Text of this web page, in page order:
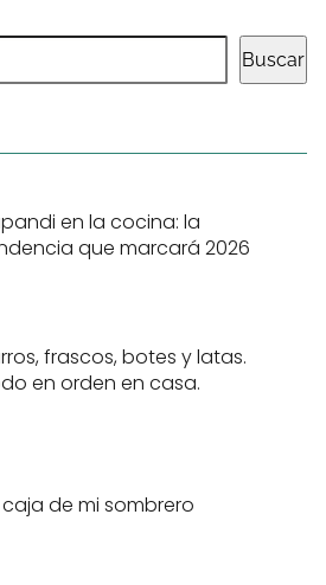
Buscar
en la cocina: la
que marcará 2026
frascos, botes y latas.
en orden en casa.
caja de mi sombrero